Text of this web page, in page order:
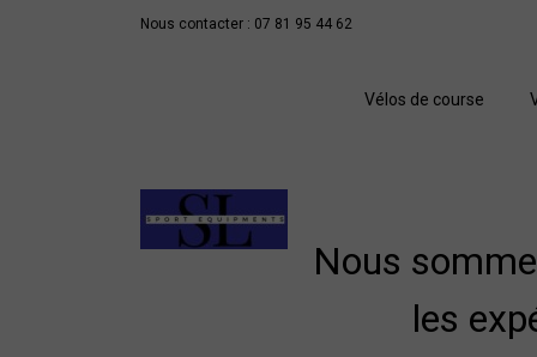
Nous contacter : 07 81 95 44 62
Vélos de course
Nous
les